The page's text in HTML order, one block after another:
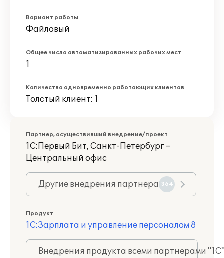
Вариант работы
Файловый
Общее число автоматизированных рабочих мест
1
Количество одновременно работающих клиентов
Толстый клиент: 1
Партнер, осуществивший внедрение/проект
1С:Первый Бит, Санкт-Петербург –
Центральный офис
Другие внедрения партнера 364
Продукт
1С:Зарплата и управление персоналом 8
Внедрения продукта всеми партнерами